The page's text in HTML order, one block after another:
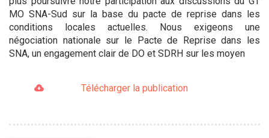
MO SNA-Sud sur la base du pacte de reprise dans les
conditions locales actuelles. Nous exigeons une
négociation nationale sur le Pacte de Reprise dans les
SNA, un engagement clair de DO et SDRH sur les moyen
Télécharger la publication